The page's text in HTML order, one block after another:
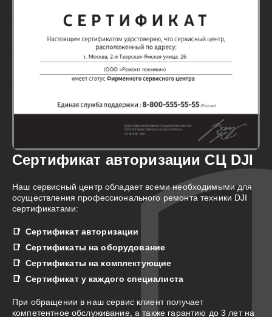
Сертификат авторизации СЦ DJI
Наш сервисный центр обладает всеми необходимыми для
осуществления профессионального ремонта техники DJI
сертификатами:
Сертификат авторизации
Сертификаты на оборудование
Сертификаты на комплектующие
Сертификат у каждого специалиста
При обращении в наш сервис клиент получает
компетентное обслуживание, а также гарантию до 3 лет на